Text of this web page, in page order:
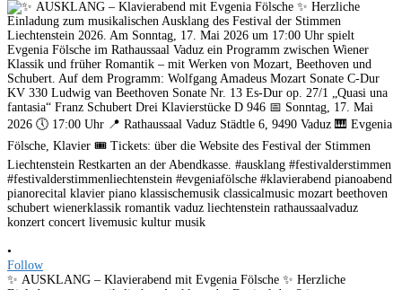
•
Follow
✨ AUSKLANG – Klavierabend mit Evgenia Fölsche ✨ Herzliche